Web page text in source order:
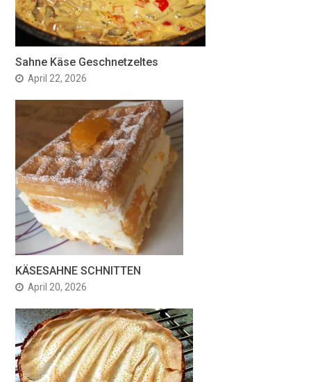
Sahne Käse Geschnetzeltes
April 22, 2026
KÄSESAHNE SCHNITTEN
April 20, 2026